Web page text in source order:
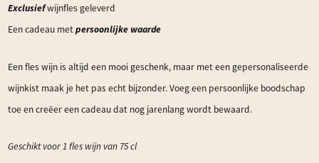
Exclusiefwijnfles geleverd
Een cadeau metpersoonlijke waarde
Een fles wijn is altijd een mooi geschenk, maar met een gepersonaliseerde
wijnkist maak je het pas echt bijzonder. Voeg een persoonlijke boodschap
toe en creëer een cadeau dat nog jarenlang wordt bewaard.
Geschikt voor 1 fles wijn van 75 cl